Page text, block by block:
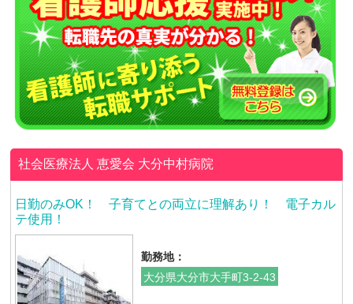
社会医療法人 恵愛会 大分中村病院
日勤のみOK！ 子育てとの両立に理解あり！ 電子カル
テ使用！
勤務地：
大分県大分市大手町3-2-43